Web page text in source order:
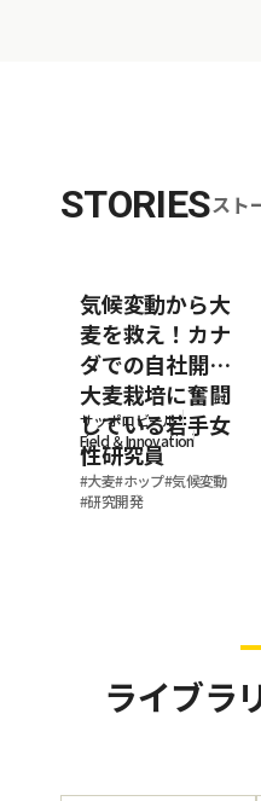
STORIESスト
気候変動から大
麦を救え！カナ
ダでの自社開発
大麦栽培に奮闘
している若手女
性研究員
サッポロビール
Field ＆Innovation
#大麦#ホップ#気候変動
#研究開発
ライブラ